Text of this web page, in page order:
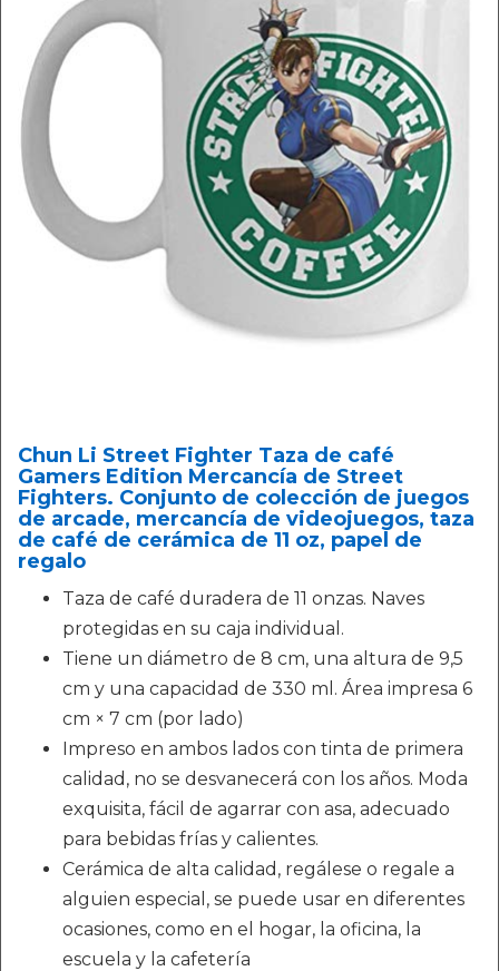
Chun Li Street Fighter Taza de café
Gamers Edition Mercancía de Street
Fighters. Conjunto de colección de juegos
de arcade, mercancía de videojuegos, taza
de café de cerámica de 11 oz, papel de
regalo
Taza de café duradera de 11 onzas. Naves
protegidas en su caja individual.
Tiene un diámetro de 8 cm, una altura de 9,5
cm y una capacidad de 330 ml. Área impresa 6
cm × 7 cm (por lado)
Impreso en ambos lados con tinta de primera
calidad, no se desvanecerá con los años. Moda
exquisita, fácil de agarrar con asa, adecuado
para bebidas frías y calientes.
Cerámica de alta calidad, regálese o regale a
alguien especial, se puede usar en diferentes
ocasiones, como en el hogar, la oficina, la
escuela y la cafetería